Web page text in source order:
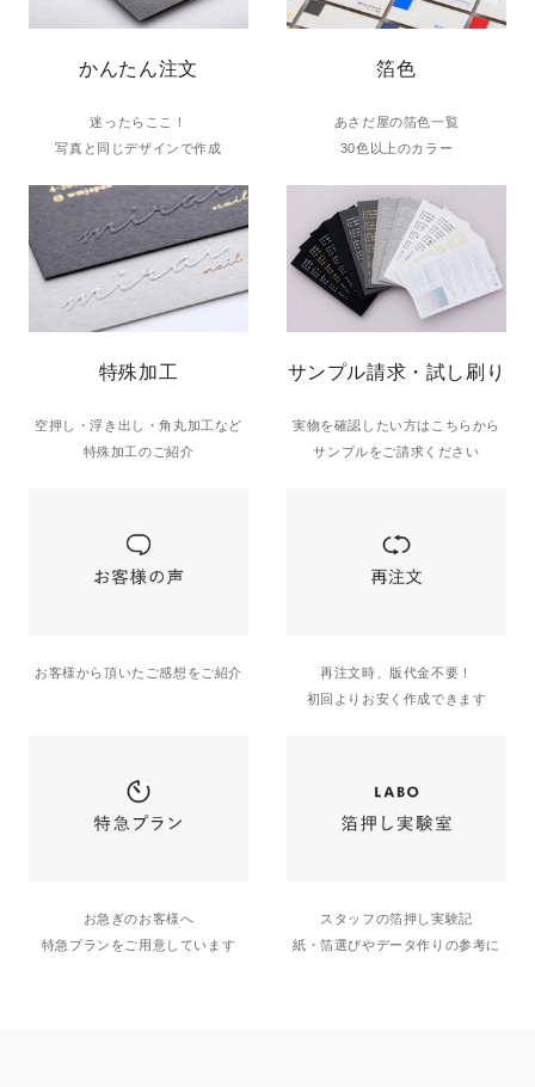
かんたん注文
迷ったらここ！
写真と同じデザインで作成
箔色
あさだ屋の箔色一覧
30色以上のカラー
特殊加工
空押し・浮き出し・角丸加工など
特殊加工のご紹介
サンプル請求・試し刷り
実物を確認したい方はこちらから
サンプルをご請求ください
お客様から頂いたご感想をご紹介
再注文時、版代金不要！
初回よりお安く作成できます
お急ぎのお客様へ
特急プランをご用意しています
スタッフの箔押し実験記
紙・箔選びやデータ作りの参考に